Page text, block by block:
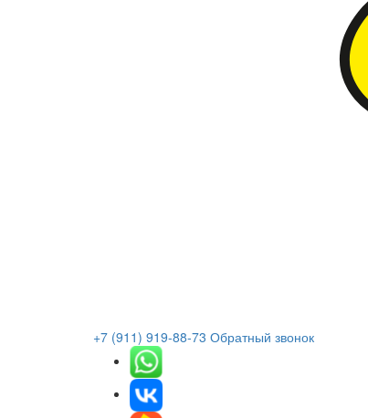
+7 (911) 919-88-73 Обратный звонок